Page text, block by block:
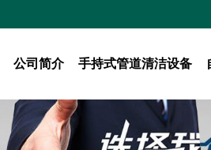
公司简介 手持式管道清洁设备